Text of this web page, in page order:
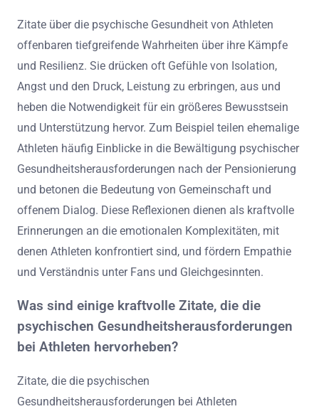
Zitate über die psychische Gesundheit von Athleten
offenbaren tiefgreifende Wahrheiten über ihre Kämpfe
und Resilienz. Sie drücken oft Gefühle von Isolation,
Angst und den Druck, Leistung zu erbringen, aus und
heben die Notwendigkeit für ein größeres Bewusstsein
und Unterstützung hervor. Zum Beispiel teilen ehemalige
Athleten häufig Einblicke in die Bewältigung psychischer
Gesundheitsherausforderungen nach der Pensionierung
und betonen die Bedeutung von Gemeinschaft und
offenem Dialog. Diese Reflexionen dienen als kraftvolle
Erinnerungen an die emotionalen Komplexitäten, mit
denen Athleten konfrontiert sind, und fördern Empathie
und Verständnis unter Fans und Gleichgesinnten.
Was sind einige kraftvolle Zitate, die die
psychischen Gesundheitsherausforderungen
bei Athleten hervorheben?
Zitate, die die psychischen
Gesundheitsherausforderungen bei Athleten